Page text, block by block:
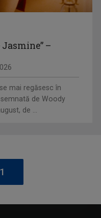
Jasmine” –
mai regăsesc în
de Woody
de ...